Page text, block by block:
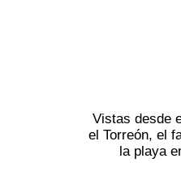
Vistas desde
el Torreón, el
la playa